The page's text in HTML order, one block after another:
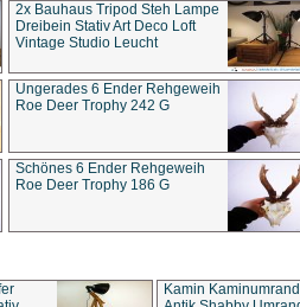
2x Bauhaus Tripod Steh Lampe
Dreibein Stativ Art Deco Loft
Vintage Studio Leucht
Ungerades 6 Ender Rehgeweih
Roe Deer Trophy 242 G
Schönes 6 Ender Rehgeweih
Roe Deer Trophy 186 G
Kamin